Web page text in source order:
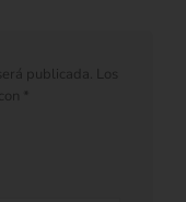
publicada. Los